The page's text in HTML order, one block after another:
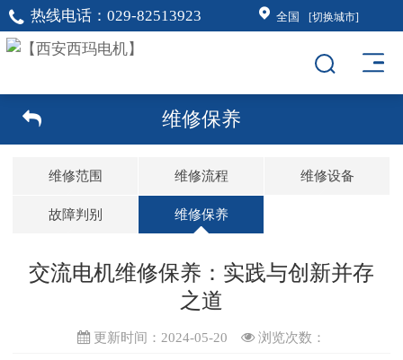
热线电话： 029-82513923 全国 [切换城市]
维修保养
维修范围 维修流程 维修设备
故障判别 维修保养
交流电机维修保养：实践与创新并存
之道
更新时间：2024-05-20 浏览次数：